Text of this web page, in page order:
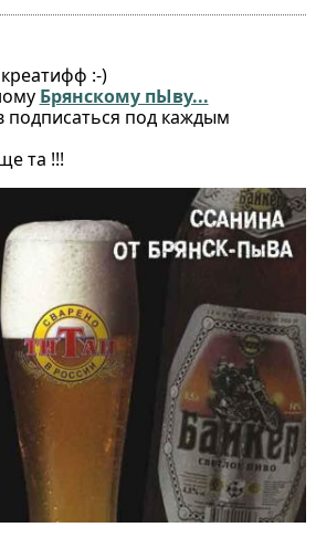
:-)
Брянскому пЫву...
подписаться под каждым
та !!!